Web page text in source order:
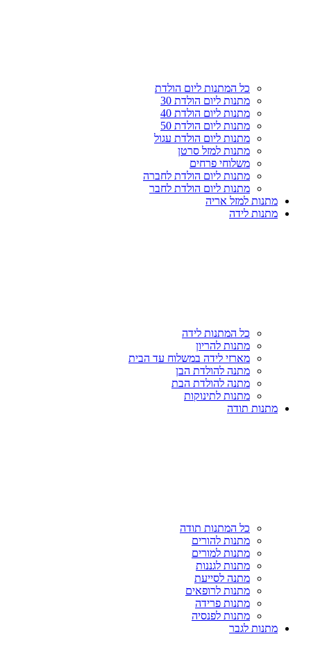
כל המתנות ליום הולדת
מתנות ליום הולדת 30
מתנות ליום הולדת 40
מתנות ליום הולדת 50
מתנות ליום הולדת עגול
מתנות למזל סרטן
משלוחי פרחים
מתנות ליום הולדת לחברה
מתנות ליום הולדת לחבר
מתנות למזל אריה
מתנות לידה
כל המתנות לידה
מתנות להריון
מארזי לידה במשלוח עד הבית
מתנה להולדת הבן
מתנה להולדת הבת
מתנות לתינוקות
מתנות תודה
כל המתנות תודה
מתנות להורים
מתנות למורים
מתנות לגננות
מתנה לסייעת
מתנות לרופאים
מתנות פרידה
מתנות לפנסיה
מתנות לגבר